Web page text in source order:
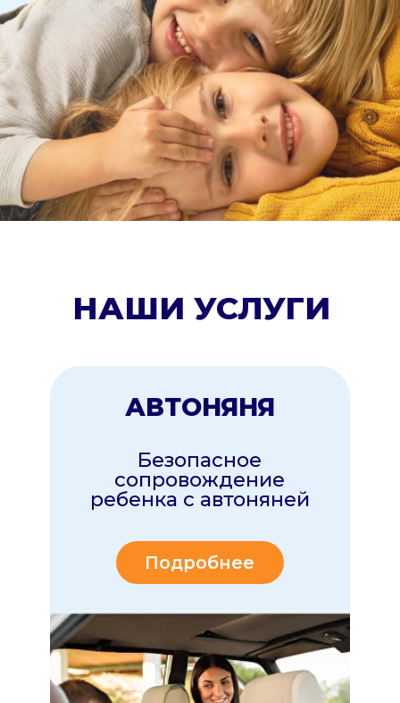
НАШИ УСЛУГИ
о вашем ребенке пока
вы заботитесь о себе!
НЯНЯ
Безопасное
сопровождение
ребенка с автоняней
АВТОНЯНЯ